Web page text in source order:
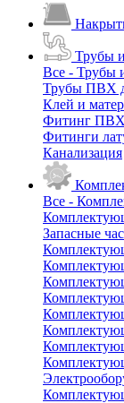
Трубы
Все - Трубы
Трубы ПВХ
Клей и
Фитинг ПВХ
Фитинги
Канализация
Все -
Запасные